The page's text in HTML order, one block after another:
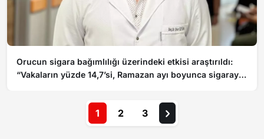
Orucun sigara bağımlılığı üzerindeki etkisi araştırıldı:
“Vakaların yüzde 14,7’si, Ramazan ayı boyunca sigarayı
1 2 3